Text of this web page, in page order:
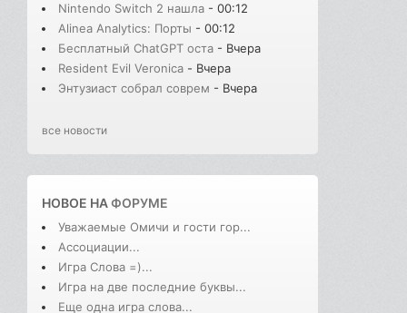
Nintendo Switch 2 нашла - 00:12
Alinea Analytics: Порты - 00:12
Бесплатный ChatGPT оста - Вчера
Resident Evil Veronica - Вчера
Энтузиаст собрал соврем - Вчера
все новости
НОВОЕ НАФОРУМЕ
Уважаемые Омичи и гости гор...
Ассоциации...
Игра Слова =)...
Игра на две последние буквы...
Еще одна игра слова...